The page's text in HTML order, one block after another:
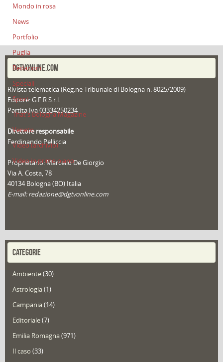
Mondo in rosa
News
Portfolio
Puglia
Redazioni
Speciali
Sport
That's Bologna Magazine
Veneto
Video (archivio)
Video in primo piano
DGTVONLINE.COM
Rivista telematica (Reg.ne Tribunale di Bologna n. 8025/2009)
Editore: G.F.R S.r.l.
Partita Iva 03334250234
Direttore responsabile
Ferdinando Pelliccia
Proprietario: Marcello De Giorgio
Via A. Costa, 78
40134 Bologna (BO) Italia
E-mail: redazione@dgtvonline.com
CATEGORIE
Ambiente(30)
Astrologia(1)
Campania(14)
Editoriale(7)
Emilia Romagna(971)
Il caso (33)